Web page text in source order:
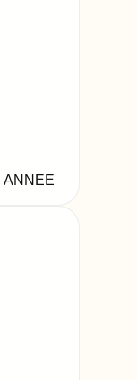
ANNEE